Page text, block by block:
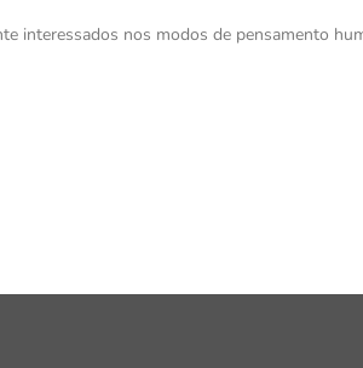
interessados nos modos de pensamento